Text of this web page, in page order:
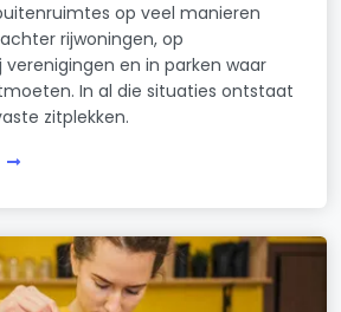
op veel manieren
rijwoningen, op
en in parken waar
In al die situaties ontstaat
zitplekken.